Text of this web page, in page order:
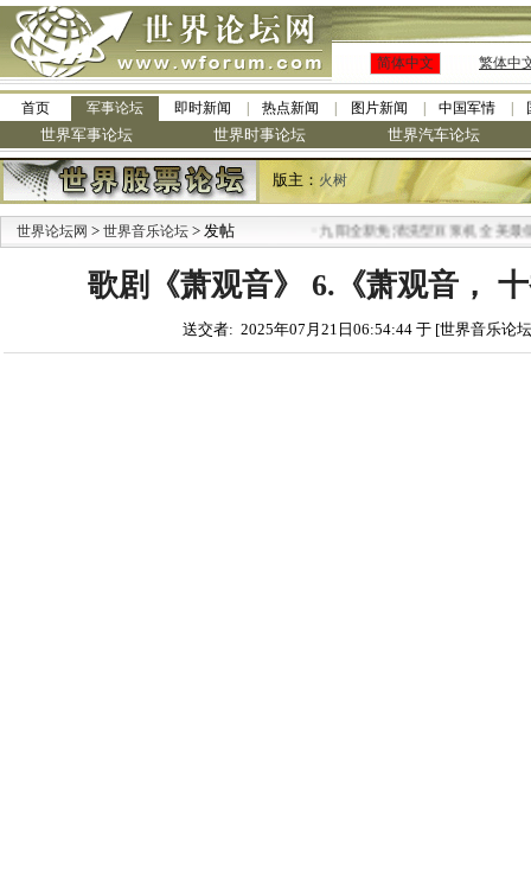
简体中文 繁体中
首页 军事论坛 即时新闻 热点新闻 图片新闻 中国军情
世界军事论坛 世界时事论坛 世界汽车论坛
版主： 火树
世界论坛网 > 世界音乐论坛 > 发帖 九阳全新免清洗型豆浆机 全美最低
歌剧《萧观音》 6.《萧观音，
送交者: 2025年07月21日06:54:44 于 [世界音乐论